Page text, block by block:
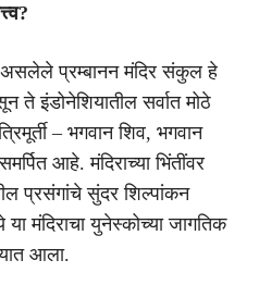
असलेले प्रम्बानन मंदिर संकुल हे
इंडोनेशियातील सर्वात मोठे
– भगवान शिव, भगवान
आहे. मंदिराच्या भिंतींवर
प्रसंगांचे सुंदर शिल्पांकन
मंदिराचा युनेस्कोच्या जागतिक
आला.